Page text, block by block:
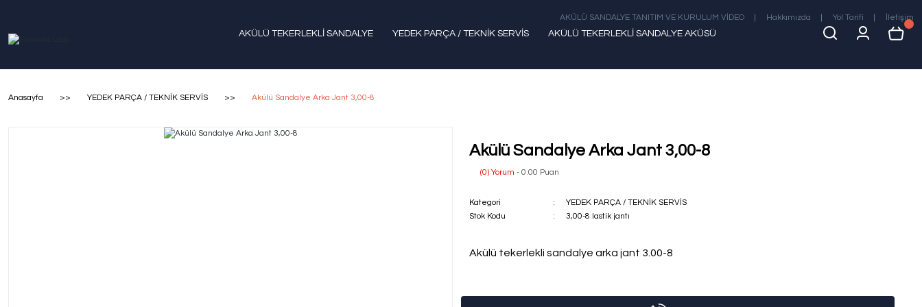
AKÜLÜ SANDALYE TANITIM VE KURULUM VİDEO Hakkımızda Yol Tarifi İletişim
AKÜLÜ TEKERLEKLİ SANDALYE YEDEK PARÇA / TEKNİK SERVİS AKÜLÜ TEKERLEKLİ SANDALYE AKÜSÜ
Anasayfa YEDEK PARÇA / TEKNİK SERVİS Akülü Sandalye Arka Jant 3,00-8
Akülü Sandalye Arka Jant 3,00-8
(0) Yorum - 0.00 Puan
Kategori
YEDEK PARÇA / TEKNİK SERVİS
Stok Kodu
3,00-8 lastik jantı
Akülü tekerlekli sandalye arka jant 3.00-8